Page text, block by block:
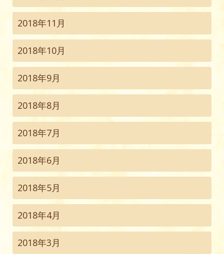
2018年11月
2018年10月
2018年9月
2018年8月
2018年7月
2018年6月
2018年5月
2018年4月
2018年3月